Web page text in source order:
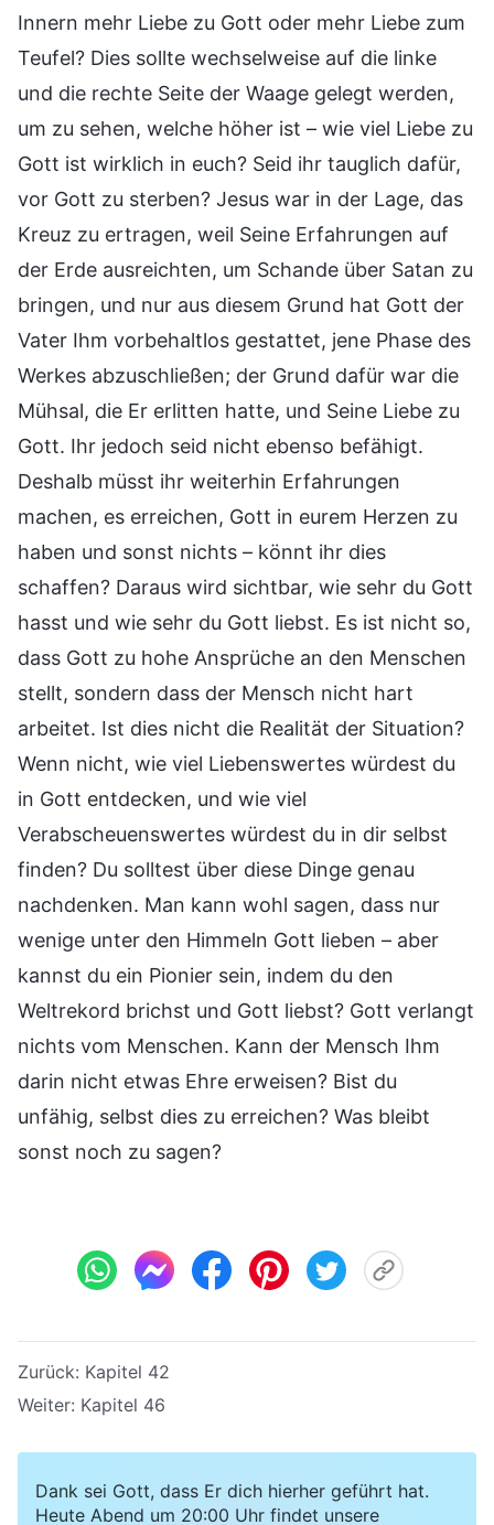
Innern mehr Liebe zu Gott oder mehr Liebe zum
Teufel? Dies sollte wechselweise auf die linke
und die rechte Seite der Waage gelegt werden,
um zu sehen, welche höher ist – wie viel Liebe zu
Gott ist wirklich in euch? Seid ihr tauglich dafür,
vor Gott zu sterben? Jesus war in der Lage, das
Kreuz zu ertragen, weil Seine Erfahrungen auf
der Erde ausreichten, um Schande über Satan zu
bringen, und nur aus diesem Grund hat Gott der
Vater Ihm vorbehaltlos gestattet, jene Phase des
Werkes abzuschließen; der Grund dafür war die
Mühsal, die Er erlitten hatte, und Seine Liebe zu
Gott. Ihr jedoch seid nicht ebenso befähigt.
Deshalb müsst ihr weiterhin Erfahrungen
machen, es erreichen, Gott in eurem Herzen zu
haben und sonst nichts – könnt ihr dies
schaffen? Daraus wird sichtbar, wie sehr du Gott
hasst und wie sehr du Gott liebst. Es ist nicht so,
dass Gott zu hohe Ansprüche an den Menschen
stellt, sondern dass der Mensch nicht hart
arbeitet. Ist dies nicht die Realität der Situation?
Wenn nicht, wie viel Liebenswertes würdest du
in Gott entdecken, und wie viel
Verabscheuenswertes würdest du in dir selbst
finden? Du solltest über diese Dinge genau
nachdenken. Man kann wohl sagen, dass nur
wenige unter den Himmeln Gott lieben – aber
kannst du ein Pionier sein, indem du den
Weltrekord brichst und Gott liebst? Gott verlangt
nichts vom Menschen. Kann der Mensch Ihm
darin nicht etwas Ehre erweisen? Bist du
unfähig, selbst dies zu erreichen? Was bleibt
sonst noch zu sagen?
Zurück: Kapitel 42
Weiter: Kapitel 46
Dank sei Gott, dass Er dich hierher geführt hat.
Heute Abend um 20:00 Uhr findet unsere